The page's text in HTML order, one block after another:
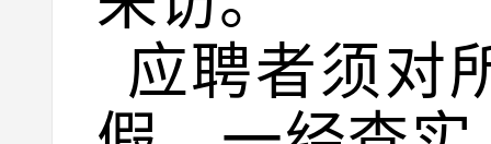
应聘者须对